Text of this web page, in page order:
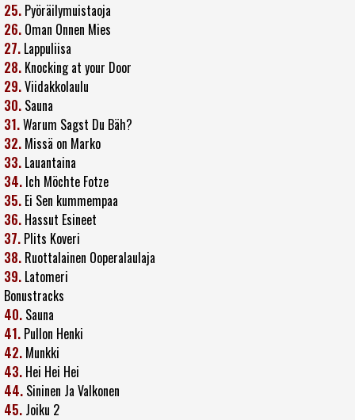
25. Pyöräilymuistaoja
26. Oman Onnen Mies
27. Lappuliisa
28. Knocking at your Door
29.Viidakkolaulu
30. Sauna
31.Warum Sagst Du Bäh?
32. Missä on Marko
33. Lauantaina
34. Ich Möchte Fotze
35. Ei Sen kummempaa
36. Hassut Esineet
37. Plits Koveri
38. Ruottalainen Ooperalaulaja
39. Latomeri
Bonustracks
40. Sauna
41. Pullon Henki
42. Munkki
43. Hei Hei Hei
44. Sininen Ja Valkonen
45. Joiku 2